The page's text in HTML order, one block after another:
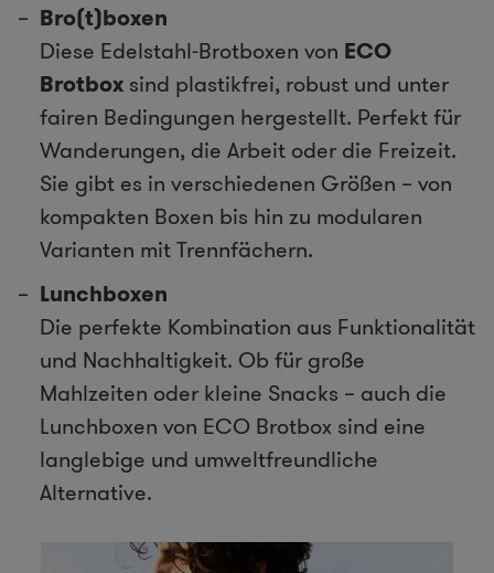
Bro(t)boxen
Diese Edelstahl-Brotboxen von ECO
Brotbox sind plastikfrei, robust und unter
fairen Bedingungen hergestellt. Perfekt für
Wanderungen, die Arbeit oder die Freizeit.
Sie gibt es in verschiedenen Größen – von
kompakten Boxen bis hin zu modularen
Varianten mit Trennfächern.
Lunchboxen
Die perfekte Kombination aus Funktionalität
und Nachhaltigkeit. Ob für große
Mahlzeiten oder kleine Snacks – auch die
Lunchboxen von ECO Brotbox sind eine
langlebige und umweltfreundliche
Alternative.